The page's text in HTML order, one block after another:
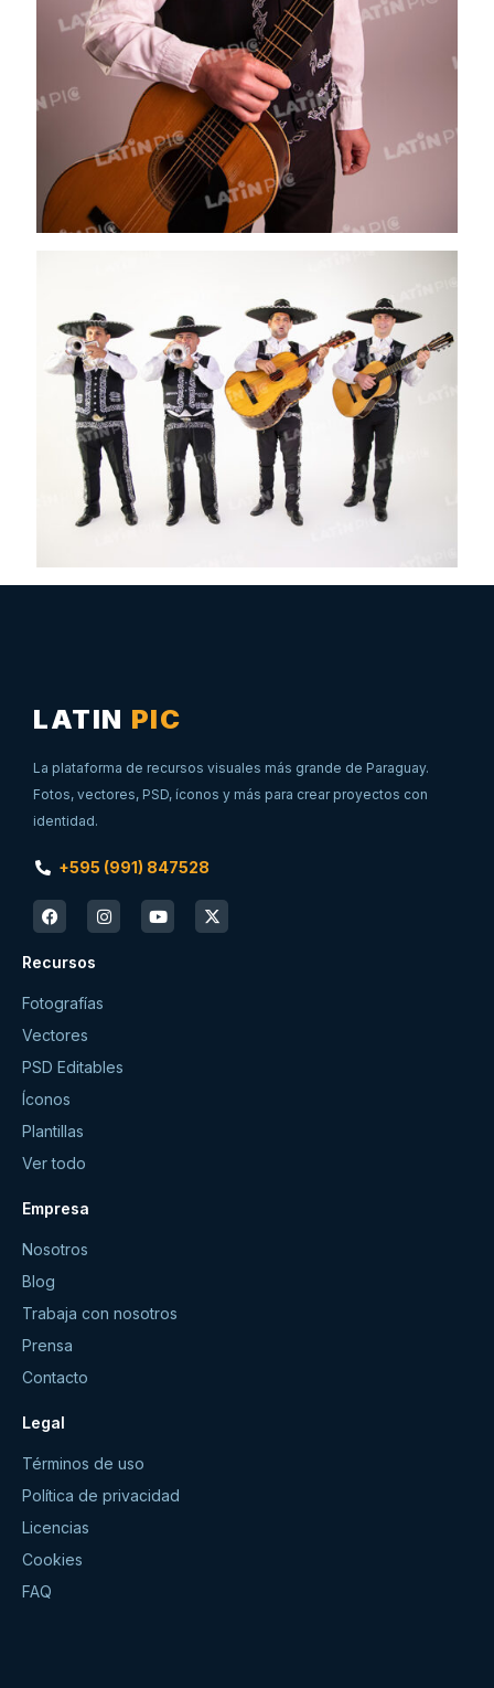
LATIN PIC
La plataforma de recursos visuales más grande de Paraguay.
Fotos, vectores, PSD, íconos y más para crear proyectos con
identidad.
+595 (991) 847528
Recursos
Fotografías
Vectores
PSD Editables
Íconos
Plantillas
Ver todo
Empresa
Nosotros
Blog
Trabaja con nosotros
Prensa
Contacto
Legal
Términos de uso
Política de privacidad
Licencias
Cookies
FAQ